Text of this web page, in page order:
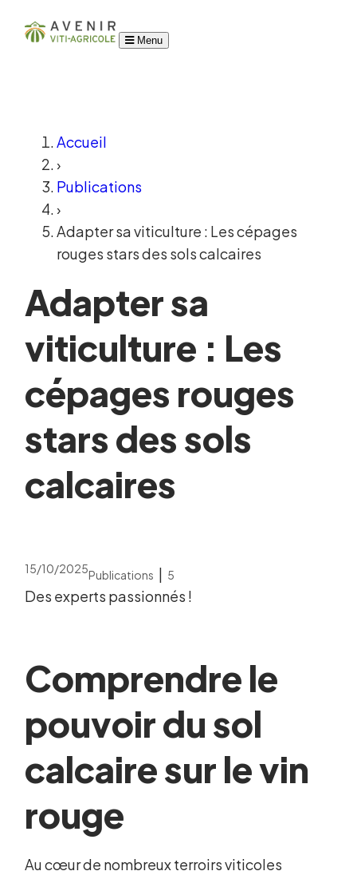
Menu
Accueil
›
Publications
›
Adapter sa viticulture : Les cépages
rouges stars des sols calcaires
Adapter sa
viticulture : Les
cépages rouges
stars des sols
calcaires
15/10/2025Publications | 5
Des experts passionnés !
Comprendre le
pouvoir du sol
calcaire sur le vin
rouge
Au cœur de nombreux terroirs viticoles